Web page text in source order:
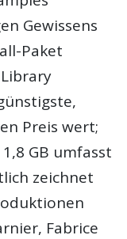
Gewissens
Paket
Preis wert;
GB umfasst
zeichnet
Fabrice